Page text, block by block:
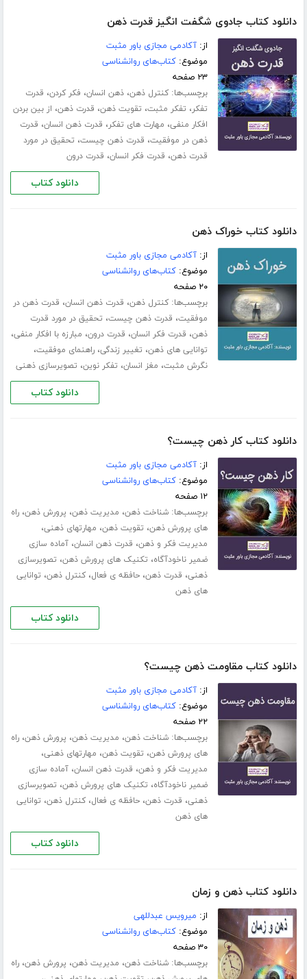
دانلود کتاب جادوی شگفت انگیز قدرت ذهن
از:آکادمی مجازی باور مثبت
موضوع:کتاب‌های روانشناسی
۲۳ صفحه
برچسب‌ها:کنترل ذهن،ذهن انسان، فکر کردن، قدرت
تفکر، تفکر مثبت، تقویت ذهن، قدرت ذهن، از بین بردن
افکار منفی، مهارت های تفکر، قدرت ذهن انسان، قدرت
ذهن در موفقیت، قدرت ذهن چیست، تحقیق در مورد
قدرت ذهن، قدرت فکر انسان، قدرت درون
دانلود کتاب
دانلود کتاب خوراک ذهن
از:آکادمی مجازی باور مثبت
موضوع:کتاب‌های روانشناسی
۲۰ صفحه
برچسب‌ها:کنترل ذهن، قدرت ذهن انسان، قدرت ذهن در
موفقیت، قدرت ذهن چیست، تحقیق در مورد قدرت
ذهن، قدرت فکر انسان، قدرت درون، مبارزه با افکار منفی،
توانایی های ذهن، تغییر زندگی،راهنمای موفقیت،
نگرش مثبت، مغز انسان، تفکر نوین، تصویرسازی ذهنی
دانلود کتاب
دانلود کتاب کار ذهن چیست؟
از:آکادمی مجازی باور مثبت
موضوع:کتاب‌های روانشناسی
۱۲ صفحه
برچسب‌ها:شناخت ذهن، مدیریت ذهن، پرورش ذهن،راه
های پرورش ذهن، تقویت ذهن، مهارت­های ذهنی،
مدیریت فکر و ذهن، قدرت ذهن انسان،آماده سازی
ضمیر ناخودآگاه، تکنیک های پرورش ذهن، تصویرسازی
ذهنی، قدرت ذهن،حافظه ی فعال،کنترل ذهن، توانایی
های ذهن
دانلود کتاب
دانلود کتاب مقاومت ذهن چیست؟
از:آکادمی مجازی باور مثبت
موضوع:کتاب‌های روانشناسی
۲۲ صفحه
برچسب‌ها:شناخت ذهن، مدیریت ذهن، پرورش ذهن،راه
های پرورش ذهن، تقویت ذهن، مهارت­های ذهنی،
مدیریت فکر و ذهن، قدرت ذهن انسان،آماده سازی
ضمیر ناخودآگاه، تکنیک های پرورش ذهن، تصویرسازی
ذهنی، قدرت ذهن،حافظه ی فعال،کنترل ذهن، توانایی
های ذهن
دانلود کتاب
دانلود کتاب ذهن و زمان
از: میرویس عبدللهی
موضوع:کتاب‌های روانشناسی
۳۰ صفحه
برچسب‌ها:شناخت ذهن، مدیریت ذهن، پرورش ذهن،راه